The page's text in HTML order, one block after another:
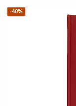
-40%